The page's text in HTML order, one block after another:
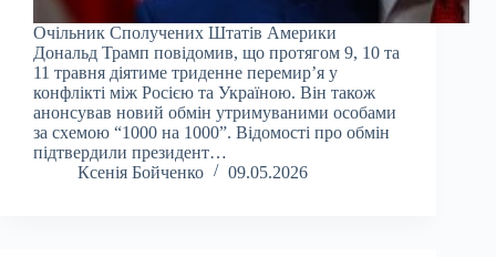
Очільник Сполучених Штатів Америки
Дональд Трамп повідомив, що протягом 9, 10 та
11 травня діятиме триденне перемир’я у
конфлікті між Росією та Україною. Він також
анонсував новий обмін утримуваними особами
за схемою “1000 на 1000”. Відомості про обмін
підтвердили президент…
Ксенія Бойченко
09.05.2026